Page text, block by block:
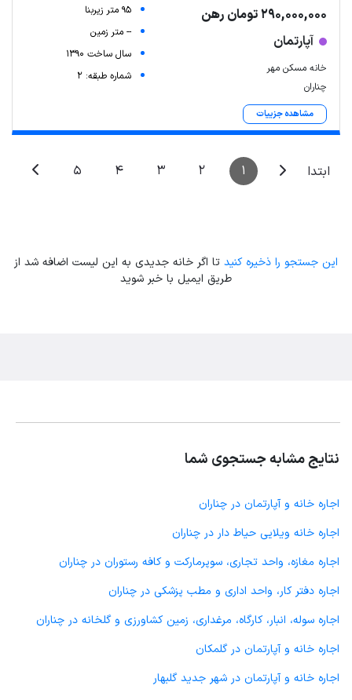
290,000,000 تومان رهن
آپارتمان
خانه مسکن مهر
چناران
مشاهده جزییات
95 متر زیربنا
-- متر زمین
سال ساخت 1390
شماره طبقه: 2
ابتدا 1
2
3
4
5
این جستجو را ذخیره کنید تا اگر خانه جدیدی به این لیست اضافه شد از
طریق ایمیل با خبر شوید
نتایج مشابه جستجوی شما
اجاره خانه و آپارتمان در چناران
اجاره خانه ویلایی حیاط دار در چناران
اجاره مغازه، واحد تجاری، سوپرمارکت و کافه رستوران در چناران
اجاره دفتر کار، واحد اداری و مطب پزشکی در چناران
اجاره سوله، انبار، کارگاه، مرغداری، زمین کشاورزی و گلخانه در چناران
اجاره خانه و آپارتمان در گلمکان
اجاره خانه و آپارتمان در شهر جدید گلبهار